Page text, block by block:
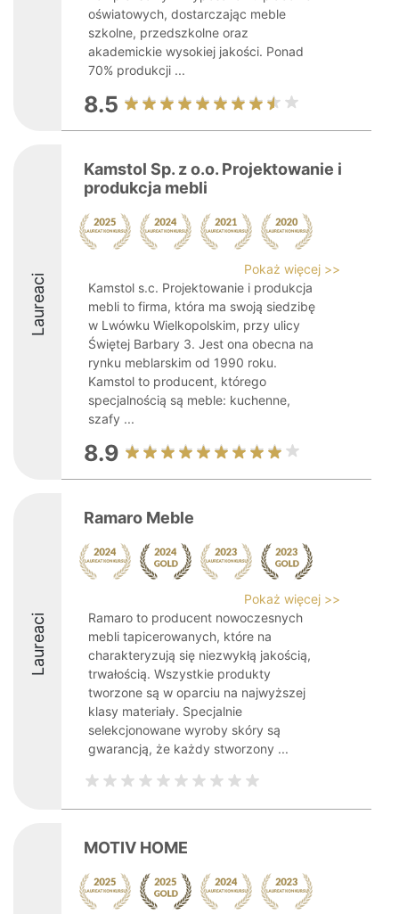
oświatowych, dostarczając meble
szkolne, przedszkolne oraz
akademickie wysokiej jakości. Ponad
70% produkcji ...
8.5
Laureaci
Kamstol Sp. z o.o. Projektowanie i
produkcja mebli
Pokaż więcej >>
Kamstol s.c. Projektowanie i produkcja
mebli to firma, która ma swoją siedzibę
w Lwówku Wielkopolskim, przy ulicy
Świętej Barbary 3. Jest ona obecna na
rynku meblarskim od 1990 roku.
Kamstol to producent, którego
specjalnością są meble: kuchenne,
szafy ...
8.9
Laureaci
Ramaro Meble
Pokaż więcej >>
Ramaro to producent nowoczesnych
mebli tapicerowanych, które na
charakteryzują się niezwykłą jakością,
trwałością. Wszystkie produkty
tworzone są w oparciu na najwyższej
klasy materiały. Specjalnie
selekcjonowane wyroby skóry są
gwarancją, że każdy stworzony ...
MOTIV HOME